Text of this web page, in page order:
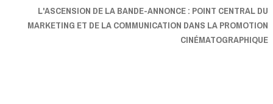
L'ASCENSION DE LA BANDE-ANNONCE : POINT CENTRAL DU
MARKETING ET DE LA COMMUNICATION DANS LA PROMOTION
CINÉMATOGRAPHIQUE